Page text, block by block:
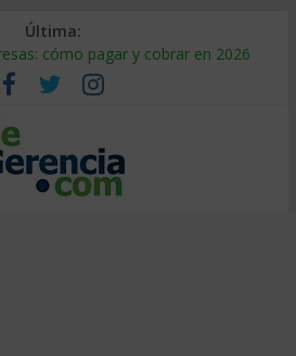
Última:
cómo pagar y cobrar en 2026
es y por qué sale tan caro
cómo auditarla a tiempo
de suministro: qué hacer
UU.: cómo segmentarlo y venderle